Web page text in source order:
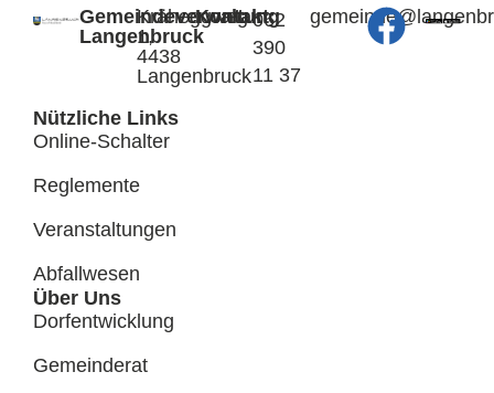
Gemeindeverwaltung
Langenbruck
Kräheggweg
1,
4438
Langenbruck
Kontakt:
062
390
11 37
@edniemeg
Nützliche Links
Online-Schalter
Reglemente
Veranstaltungen
Abfallwesen
Über Uns
Dorfentwicklung
Gemeinderat